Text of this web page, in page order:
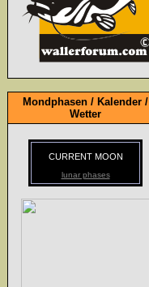
Mondphasen / Kalender /
Wetter
CURRENT MOON
lunar phases